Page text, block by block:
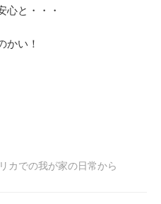
心と・・・
かい！
カでの我が家の日常から